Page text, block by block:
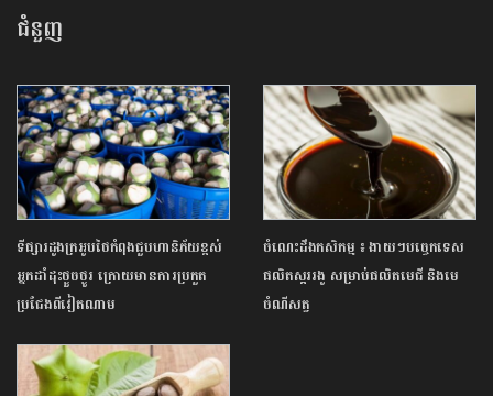
ជំនួញ
ទីផ្សារដូងក្រអូបថៃកំពុងជួបហានិភ័យខ្ពស់
អ្នកដាំដុះថ្ងួចថ្ងូរ ក្រោយមានការប្រកួត
ប្រជែងពីវៀតណាម
ចំណេះដឹងកសិកម្ម ៖ ងាយៗបច្ចេកទេស
ផលិតស្កររងូ សម្រាប់ផលិតមេជី និងមេ
ចំណីសត្វ